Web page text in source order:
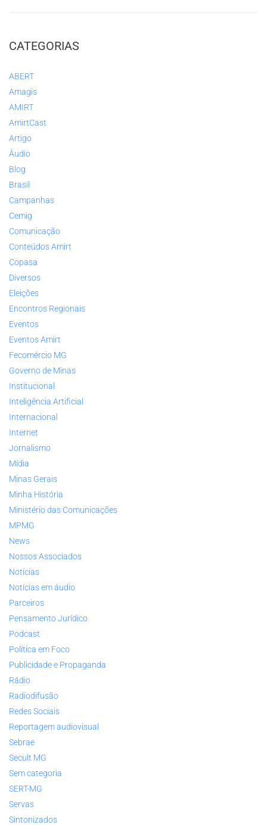
CATEGORIAS
ABERT
Amagis
AMIRT
AmirtCast
Artigo
Áudio
Blog
Brasil
Campanhas
Cemig
Comunicação
Conteúdos Amirt
Copasa
Diversos
Eleições
Encontros Regionais
Eventos
Eventos Amirt
Fecomércio MG
Governo de Minas
Institucional
Inteligência Artificial
Internacional
Internet
Jornalismo
Mídia
Minas Gerais
Minha História
Ministério das Comunicações
MPMG
News
Nossos Associados
Notícias
Notícias em áudio
Parceiros
Pensamento Jurídico
Podcast
Política em Foco
Publicidade e Propaganda
Rádio
Radiodifusão
Redes Sociais
Reportagem audiovisual
Sebrae
Secult MG
Sem categoria
SERT-MG
Servas
Sintonizados